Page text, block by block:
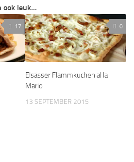
ook leuk...
17 0
Elsässer Flammkuchen al la
Mario
13 SEPTEMBER 2015